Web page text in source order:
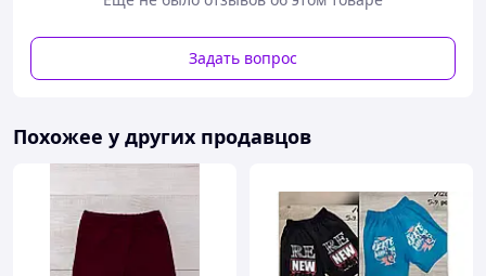
31-43 см)
L (длина от пояса 49, внутренний шаг 19, пояс ширина
XL (длина от пояса 50, внутренний шаг 20, пояс ширина
35-47 см)
Задать вопрос
Похожее у других продавцов